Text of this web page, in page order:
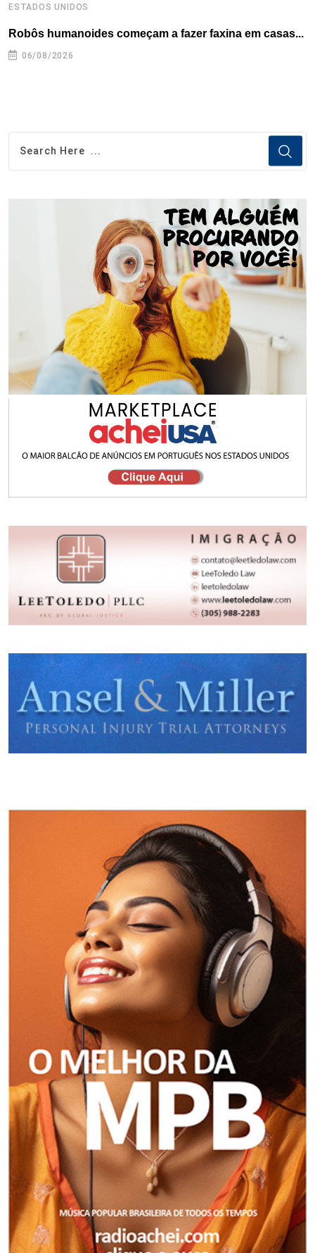
ESTADOS UNIDOS
Robôs humanoides começam a fazer faxina em casas...
06/08/2026